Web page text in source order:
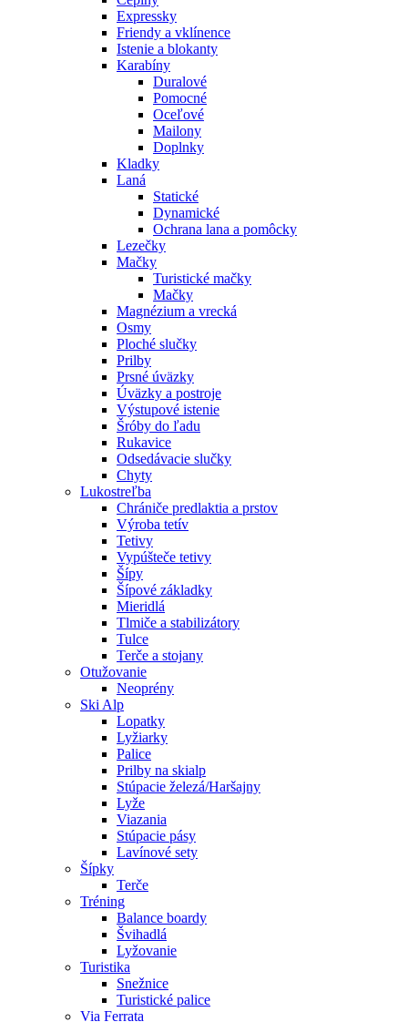
Expressky
Friendy a vklínence
Istenie a blokanty
Karabíny
Duralové
Pomocné
Oceľové
Mailony
Doplnky
Kladky
Laná
Statické
Dynamické
Ochrana lana a pomôcky
Lezečky
Mačky
Turistické mačky
Mačky
Magnézium a vrecká
Osmy
Ploché slučky
Prilby
Prsné úväzky
Úväzky a postroje
Výstupové istenie
Šróby do ľadu
Rukavice
Odsedávacie slučky
Chyty
Lukostreľba
Chrániče predlaktia a prstov
Výroba tetív
Tetivy
Vypúšteče tetivy
Šípy
Šípové základky
Mieridlá
Tlmiče a stabilizátory
Tulce
Terče a stojany
Otužovanie
Neoprény
Ski Alp
Lopatky
Lyžiarky
Palice
Prilby na skialp
Stúpacie železá/Haršajny
Lyže
Viazania
Stúpacie pásy
Lavínové sety
Šípky
Terče
Tréning
Balance boardy
Švihadlá
Lyžovanie
Turistika
Snežnice
Turistické palice
Via Ferrata